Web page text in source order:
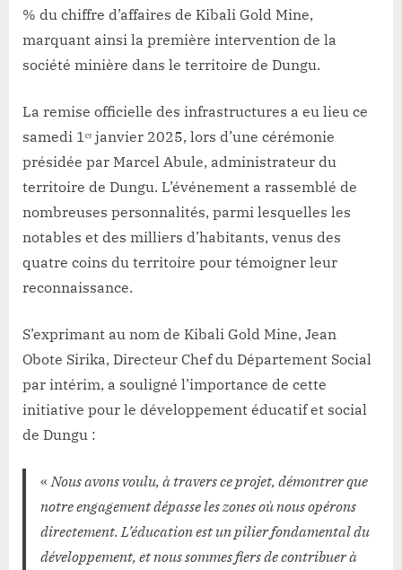
% du chiffre d’affaires de Kibali Gold Mine,
marquant ainsi la première intervention de la
société minière dans le territoire de Dungu.
La remise officielle des infrastructures a eu lieu ce
samedi 1ᵉʳ janvier 2025, lors d’une cérémonie
présidée par Marcel Abule, administrateur du
territoire de Dungu. L’événement a rassemblé de
nombreuses personnalités, parmi lesquelles les
notables et des milliers d’habitants, venus des
quatre coins du territoire pour témoigner leur
reconnaissance.
S’exprimant au nom de Kibali Gold Mine, Jean
Obote Sirika, Directeur Chef du Département Social
par intérim, a souligné l’importance de cette
initiative pour le développement éducatif et social
de Dungu :
«Nous avons voulu, à travers ce projet, démontrer que
notre engagement dépasse les zones où nous opérons
directement. L’éducation est un pilier fondamental du
développement, et nous sommes fiers de contribuer à